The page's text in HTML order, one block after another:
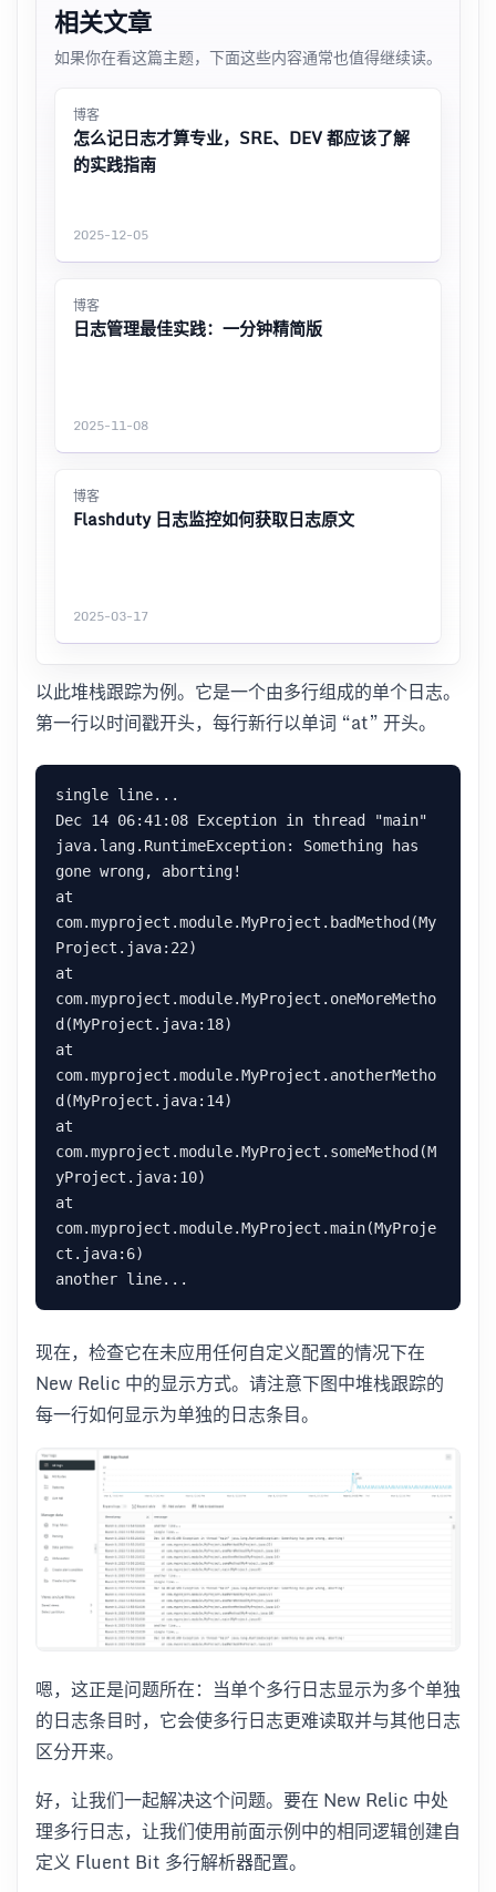
相关文章
如果你在看这篇主题，下面这些内容通常也值得继续读。
博客
怎么记日志才算专业，SRE、DEV 都应该了解
的实践指南
2025-12-05
博客
日志管理最佳实践：一分钟精简版
2025-11-08
博客
Flashduty 日志监控如何获取日志原文
2025-03-17
以此堆栈跟踪为例。它是一个由多行组成的单个日志。
第一行以时间戳开头，每行新行以单词 “at” 开头。
single line...
Dec 14 06:41:08 Exception in thread "main"
java.lang.RuntimeException: Something has
gone wrong, aborting!
at
com.myproject.module.MyProject.badMethod(My
Project.java:22)
at
com.myproject.module.MyProject.oneMoreMetho
d(MyProject.java:18)
at
com.myproject.module.MyProject.anotherMetho
d(MyProject.java:14)
at
com.myproject.module.MyProject.someMethod(M
yProject.java:10)
at
com.myproject.module.MyProject.main(MyProje
ct.java:6)
现在，检查它在未应用任何自定义配置的情况下在
New Relic 中的显示方式。请注意下图中堆栈跟踪的
每一行如何显示为单独的日志条目。
嗯，这正是问题所在：当单个多行日志显示为多个单独
的日志条目时，它会使多行日志更难读取并与其他日志
区分开来。
好，让我们一起解决这个问题。要在 New Relic 中处
理多行日志，让我们使用前面示例中的相同逻辑创建自
定义 Fluent Bit 多行解析器配置。